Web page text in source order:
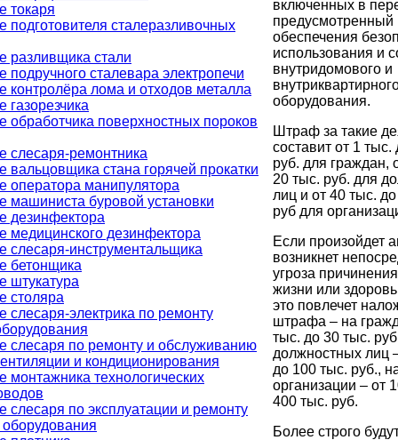
токаря
подготовителя сталеразливочных
разливщика стали
подручного сталевара электропечи
контролёра лома и отходов металла
газорезчика
обработчика поверхностных пороков
слесаря-ремонтника
вальцовщика стана горячей прокатки
оператора манипулятора
машиниста буровой установки
дезинфектора
медицинского дезинфектора
слесаря-инструментальщика
бетонщика
штукатура
столяра
слесаря-электрика по ремонту
слесаря по ремонту и обслуживанию
и кондиционирования
монтажника технологических
слесаря по эксплуатации и ремонту
оборудования
включенных в
обеспечения
использования и
внутридомового и
оборудования.
Штраф за такие
составит от 1 тыс.
руб. для граждан,
20 тыс. руб. для
лиц и от 40 тыс.
руб для
Если произойдет
возникнет
угроза
жизни или
это повлечет
штрафа – на
тыс. до 30 тыс.
должностных лиц
до 100 тыс. руб.,
организации – от
400 тыс. руб.
Более строго